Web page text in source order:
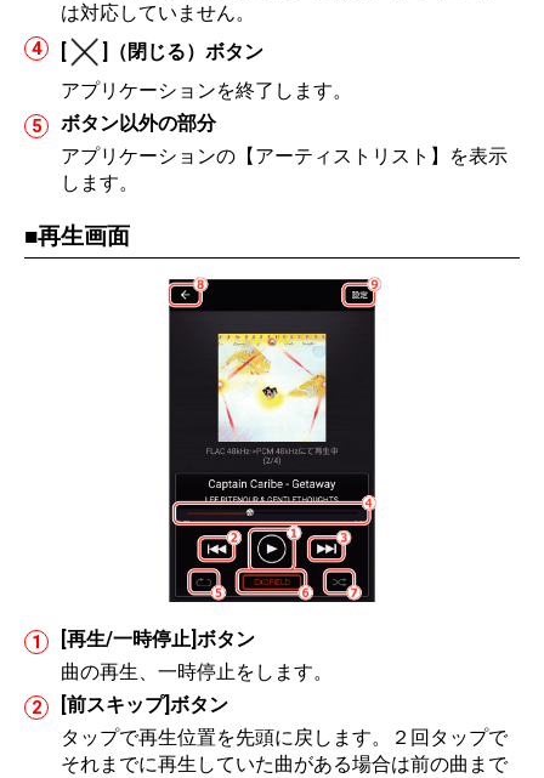
は対応していません。
]（閉じる）ボタン
アプリケーションを終了します。
ボタン以外の部分
アプリケーションの【アーティストリスト】を表示
します。
再生画面
[再生/一時停止]ボタン
曲の再生、一時停止をします。
[前スキップ]ボタン
タップで再生位置を先頭に戻します。２回タップで
それまでに再生していた曲がある場合は前の曲まで